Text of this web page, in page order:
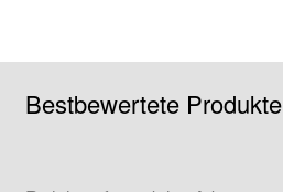
Bestbewertete Produkte